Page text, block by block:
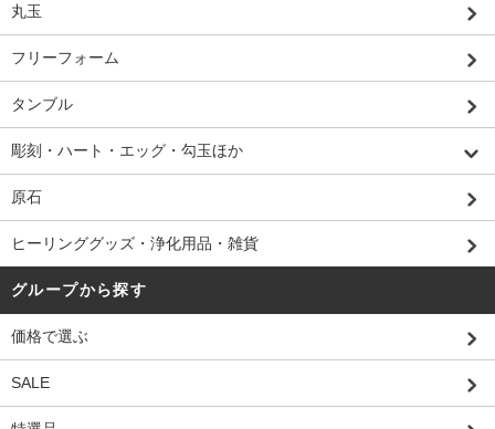
丸玉
フリーフォーム
タンブル
彫刻・ハート・エッグ・勾玉ほか
原石
ヒーリンググッズ・浄化用品・雑貨
グループから探す
価格で選ぶ
SALE